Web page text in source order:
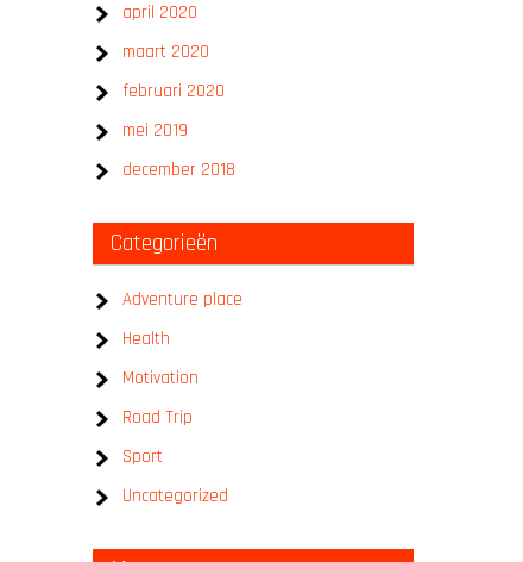
april 2020
maart 2020
februari 2020
mei 2019
december 2018
Categorieën
Adventure place
Health
Motivation
Road Trip
Sport
Uncategorized